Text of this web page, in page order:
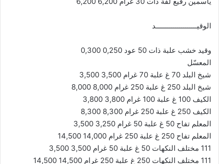
الوقيـــــــــــــــــــــد
وقيد خشب علبة ذات 50 عود 0,250 0,300
المعسّل
شيخ البلد 70 غ علبة 70 غرام 3,500 3,500
شيخ البلد 250 غ علبة 250 غرام 8,000 8,000
الكيف 100 غ علبة 100 غرام 3,800 3,800
الكيف 250 غ علبة 250 غرام 8,300 8,300
المعلم تفاح 50 غ علبة 50 غرام 3,250 3,500
المعلم تفاح 250 غ علبة 250 غرام 14,000 14,500
111 مختلف النكهات 50 غ علبة 50 غرام 3,500 3,500
111 مختلف النكهات 250 غ علبة 250 غرام 14,500 14,500